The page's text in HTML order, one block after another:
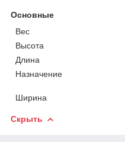
Основные
Вес
Высота
Длина
Назначение
Ширина
Скрыть